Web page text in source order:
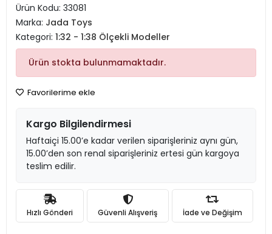
Ürün Kodu: 33081
Marka: Jada Toys
Kategori: 1:32 - 1:38 Ölçekli Modeller
Ürün stokta bulunmamaktadır.
Favorilerime ekle
Kargo Bilgilendirmesi
Haftaiçi 15.00’e kadar verilen siparişleriniz aynı gün,
15.00’den son renal siparişleriniz ertesi gün kargoya
teslim edilir.
Hızlı Gönderi Güvenli Alışveriş İade ve Değişim